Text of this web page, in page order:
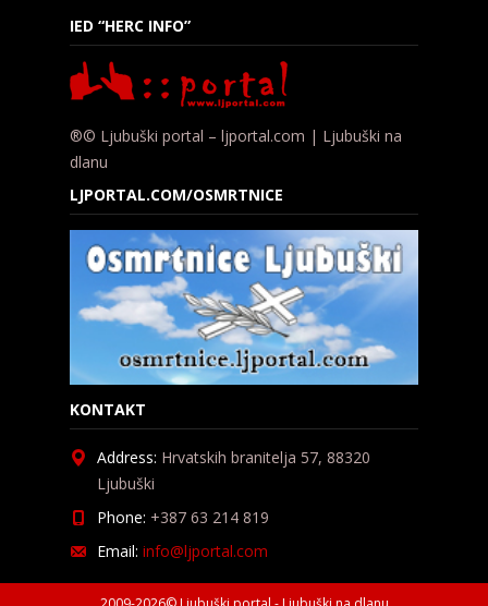
IED “HERC INFO”
®© Ljubuški portal – ljportal.com | Ljubuški na
dlanu
LJPORTAL.COM/OSMRTNICE
KONTAKT
Address: Hrvatskih branitelja 57, 88320
Ljubuški
Phone: +387 63 214 819
Email: info@ljportal.com